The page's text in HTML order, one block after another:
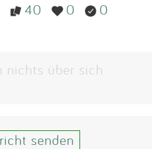
40 0 0
nichts über sich
senden